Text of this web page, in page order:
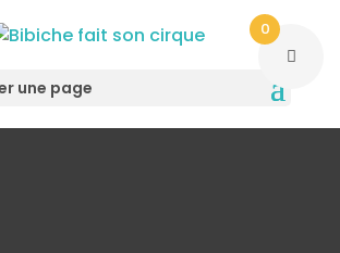
une page
0